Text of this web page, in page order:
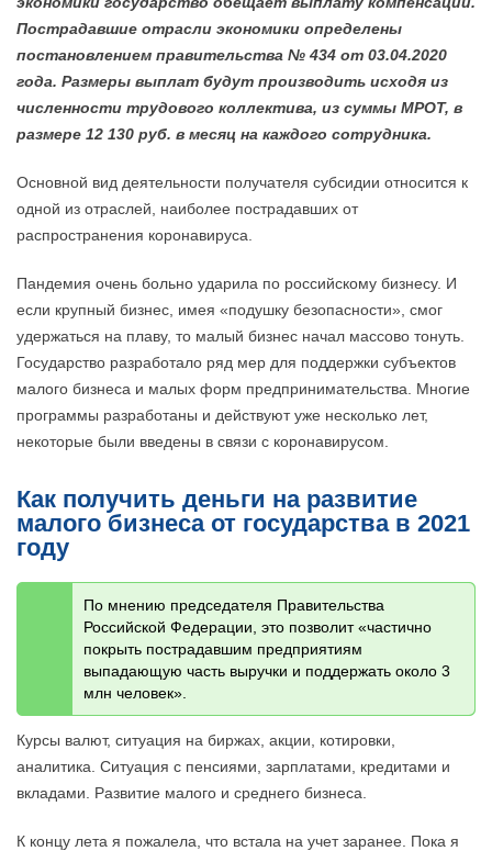
Пострадавшие отрасли экономики определены
постановлением правительства № 434 от 03.04.2020
года. Размеры выплат будут производить исходя из
численности трудового коллектива, из суммы МРОТ, в
размере 12 130 руб. в месяц на каждого сотрудника.
Основной вид деятельности получателя субсидии относится к
одной из отраслей, наиболее пострадавших от
распространения коронавируса.
Пандемия очень больно ударила по российскому бизнесу. И
если крупный бизнес, имея «подушку безопасности», смог
удержаться на плаву, то малый бизнес начал массово тонуть.
Государство разработало ряд мер для поддержки субъектов
малого бизнеса и малых форм предпринимательства. Многие
программы разработаны и действуют уже несколько лет,
некоторые были введены в связи с коронавирусом.
Как получить деньги на развитие
малого бизнеса от государства в 2021
году
По мнению председателя Правительства
Российской Федерации, это позволит «частично
покрыть пострадавшим предприятиям
выпадающую часть выручки и поддержать около 3
млн человек».
Курсы валют, ситуация на биржах, акции, котировки,
аналитика. Ситуация с пенсиями, зарплатами, кредитами и
вкладами. Развитие малого и среднего бизнеса.
К концу лета я пожалела, что встала на учет заранее. Пока я